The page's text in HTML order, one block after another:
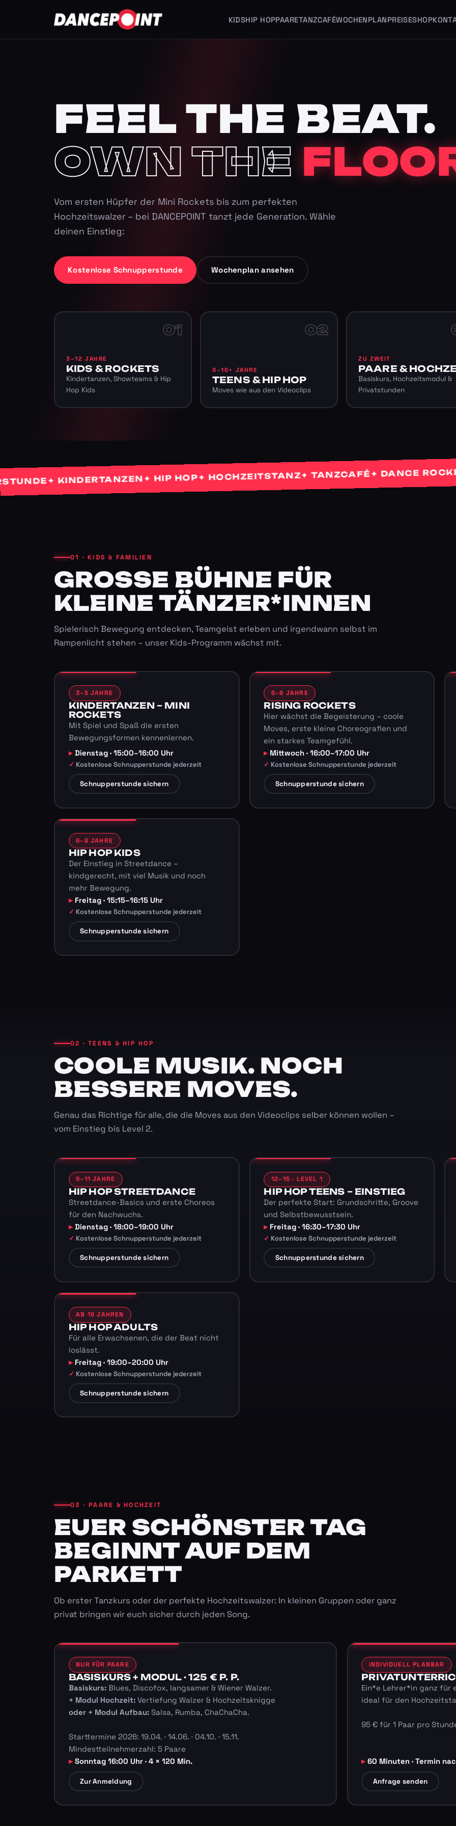
KIDSHIP HOPPAARETANZCAFÉWOCHENPLANPREISESHOP
FEEL THE BEAT.
OWN THE
Vom ersten Hüpfer der Mini Rockets bis zum perfekten
Hochzeitswalzer – bei DANCEPOINT tanzt jede Generation. Wähle
deinen Einstieg:
Kostenlose Schnupperstunde Wochenplan ansehen
01
3–12 JAHRE
KIDS & ROCKETS
Kindertanzen, Showteams & Hip
Hop Kids
02
9–16+ JAHRE
TEENS & HIP HOP
Moves wie aus den Videoclips
ZU ZWEIT
PAARE &
Basiskurs, Hochzeitsmodul &
Privatstunden
✦ KINDERTANZEN✦ HIP HOP✦ HOCHZEITSTANZ✦ TANZCAFÉ✦ DANCE ROCKETS✦
01 · KIDS & FAMILIEN
GROSSE BÜHNE FÜR K
LEINE TÄNZER*INNEN
Spielerisch Bewegung entdecken, Teamgeist erleben und irgendwann selbst im
Rampenlicht stehen – unser Kids-Programm wächst mit.
3–5 JAHRE
KINDERTANZEN – MINI
ROCKETS
Mit Spiel und Spaß die ersten
Bewegungsformen kennenlernen.
Dienstag · 15:00–16:00 Uhr
Kostenlose Schnupperstunde jederzeit
Schnupperstunde sichern
6–8 JAHRE
RISING ROCKETS
Hier wächst die Begeisterung – coole
Moves, erste kleine Choreografien und
ein starkes Teamgefühl.
Mittwoch · 16:00–17:00 Uhr
Kostenlose Schnupperstunde jederzeit
Schnupperstunde sichern
6–8 JAHRE
HIP HOP KIDS
Der Einstieg in Streetdance –
kindgerecht, mit viel Musik und noch
mehr Bewegung.
Freitag · 15:15–16:15 Uhr
Kostenlose Schnupperstunde jederzeit
Schnupperstunde sichern
02 · TEENS & HIP HOP
COOLE MUSIK. NOCH
BESSERE MOVES.
Genau das Richtige für alle, die die Moves aus den Videoclips selber können wollen –
vom Einstieg bis Level 2.
9–11 JAHRE
HIP HOP STREETDANCE
Streetdance-Basics und erste Choreos
für den Nachwuchs.
Dienstag · 18:00–19:00 Uhr
Kostenlose Schnupperstunde jederzeit
Schnupperstunde sichern
12–15 · LEVEL 1
HIP HOP TEENS – EINSTIEG
Der perfekte Start: Grundschritte, Groove
und Selbstbewusstsein.
Freitag · 16:30–17:30 Uhr
Kostenlose Schnupperstunde jederzeit
Schnupperstunde sichern
AB 16 JAHREN
HIP HOP ADULTS
Für alle Erwachsenen, die der Beat nicht
loslässt.
Freitag · 19:00–20:00 Uhr
Kostenlose Schnupperstunde jederzeit
Schnupperstunde sichern
03 · PAARE & HOCHZEIT
EUER SCHÖNSTER TAG
BEGINNT AUF DEM
PARKETT
Ob erster Tanzkurs oder der perfekte Hochzeitswalzer: In kleinen Gruppen oder ganz
privat bringen wir euch sicher durch jeden Song.
NUR FÜR PAARE
BASISKURS + MODUL · 125 € P. P.
Basiskurs:Blues, Discofox, langsamer & Wiener Walzer.
+ Modul Hochzeit:Vertiefung Walzer & Hochzeitsknigge
oder + Modul Aufbau:Salsa, Rumba, ChaChaCha.
Starttermine 2026: 19.04. · 14.06. · 04.10. · 15.11.
Mindestteilnehmerzahl: 5 Paare
Sonntag 16:00 Uhr · 4 × 120 Min.
Zur Anmeldung
INDIVIDUELL PLANBAR
Ein*e Lehrer*in ganz für
ideal für den
95 € für 1 Paar pro
60 Minuten · Termin
Anfrage senden